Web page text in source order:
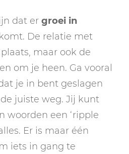
dat er groei in
komt. De relatie met
maar ook de
om je heen. Ga vooral
je in bent geslagen
juiste weg. Jij kunt
woorden een ‘ripple
Er is maar één
iets in gang te